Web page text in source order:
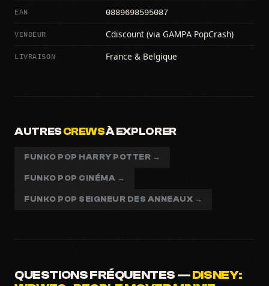
EAN 0889698595087
VENDEUR Cdiscount (via GAMPA PopCrash)
LIVRAISON France & Belgique
AUTRESCREWSÀ EXPLORER
FUNKO POP HARRY POTTER →
FUNKO POP CINÉMA →
FUNKO POP SEIGNEUR DES ANNEAUX →
QUESTIONS FRÉQUENTES —DISNEY: